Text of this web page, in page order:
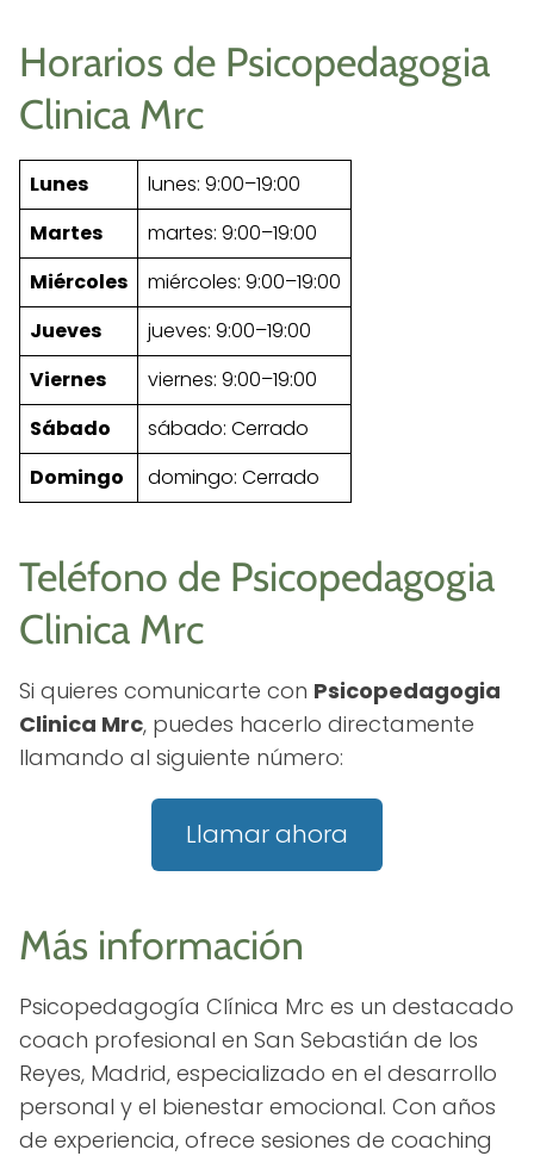
Horarios de Psicopedagogia
Clinica Mrc
Lunes
lunes: 9:00–19:00
Martes
martes: 9:00–19:00
Miércoles
miércoles: 9:00–19:00
Jueves
jueves: 9:00–19:00
Viernes
viernes: 9:00–19:00
Sábado
sábado: Cerrado
Domingo
domingo: Cerrado
Teléfono de Psicopedagogia
Clinica Mrc
Si quieres comunicarte con Psicopedagogia
Clinica Mrc, puedes hacerlo directamente
llamando al siguiente número:
Llamar ahora
Más información
Psicopedagogía Clínica Mrc es un destacado
coach profesional en San Sebastián de los
Reyes, Madrid, especializado en el desarrollo
personal y el bienestar emocional. Con años
de experiencia, ofrece sesiones de coaching